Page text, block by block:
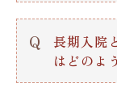
A.
原則訪
他院へ
に連れ
VITAス
Q
長期入院
はどのよ